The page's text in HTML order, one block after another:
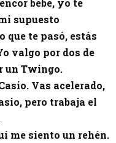
supuesto
que te pasó, estás
valgo por dos de
un Twingo.
Vas acelerado,
pero trabaja el
me siento un rehén.